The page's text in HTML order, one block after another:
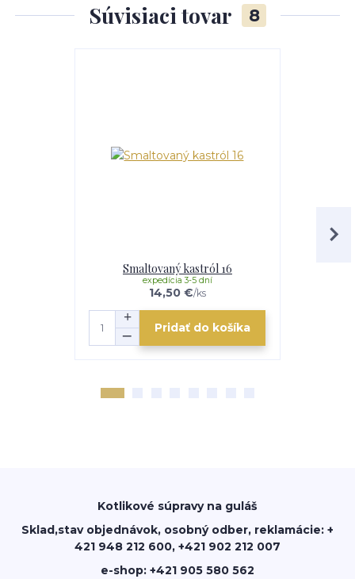
Súvisiaci tovar 8
Smaltovaný kastról 16
14,50 €/ks
expedícia 3-5 dní
Pridať do košíka
Kotlikové súpravy na guláš
Sklad,stav objednávok, osobný odber, reklamácie: +
421 948 212 600, +421 902 212 007
e-shop: +421 905 580 562